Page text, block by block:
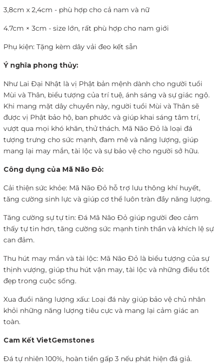
3,8cm x 2,4cm - phù hợp cho cả nam và nữ
4.7cm × 3cm - size lớn, rất phù hợp cho nam giới
Phụ kiện: Tặng kèm dây vải đeo kết sẵn
Ý nghĩa phong thủy:
Như Lai Đại Nhật là vị Phật bản mệnh dành cho người tuổi
Mùi và Thân, biểu tượng của trí tuệ, ánh sáng và sự giác ngộ.
Khi mang mặt dây chuyền này, người tuổi Mùi và Thân sẽ
được vị Phật bảo hộ, ban phước và giúp khai sáng tâm trí,
vượt qua mọi khó khăn, thử thách. Mã Não Đỏ là loại đá
tượng trưng cho sức mạnh, đam mê và năng lượng, giúp
mang lại may mắn, tài lộc và sự bảo vệ cho người sở hữu.
Công dụng của Mã Não Đỏ:
Cải thiện sức khỏe: Mã Não Đỏ hỗ trợ lưu thông khí huyết,
tăng cường sinh lực và giúp cơ thể luôn tràn đầy năng lượng.
Tăng cường sự tự tin: Đá Mã Não Đỏ giúp người đeo cảm
thấy tự tin hơn, tăng cường sức mạnh tinh thần và khích lệ sự
can đảm.
Thu hút may mắn và tài lộc: Mã Não Đỏ là biểu tượng của sự
thịnh vượng, giúp thu hút vận may, tài lộc và những điều tốt
đẹp trong cuộc sống.
Xua đuổi năng lượng xấu: Loại đá này giúp bảo vệ chủ nhân
khỏi những năng lượng tiêu cực và mang lại cảm giác an
toàn.
Cam Kết VietGemstones
Đá tự nhiên 100%, hoàn tiền gấp 3 nếu phát hiện đá giả.